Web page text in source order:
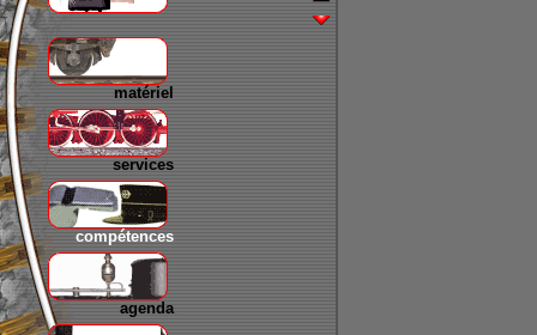
matériel
services
compétences
agenda